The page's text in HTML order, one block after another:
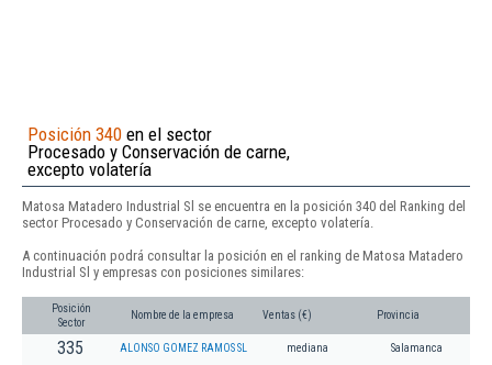
Posición 340 en el sector
Procesado y Conservación de carne,
excepto volatería
Matosa Matadero Industrial Sl se encuentra en la posición 340 del Ranking del
sector Procesado y Conservación de carne, excepto volatería.
A continuación podrá consultar la posición en el ranking de Matosa Matadero
Industrial Sl y empresas con posiciones similares:
Posición
Sector
Nombre de la empresa Ventas (€) Provincia
335 ALONSO GOMEZ RAMOS SL mediana Salamanca